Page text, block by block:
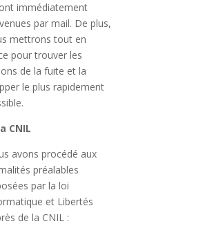
immédiatement
par mail. De plus,
mettrons tout en
pour trouver les
de la fuite et la
le plus rapidement
CNIL
avons procédé aux
préalables
par la loi
et Libertés
de la CNIL :